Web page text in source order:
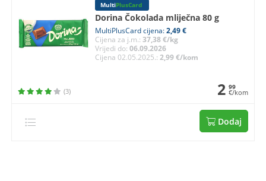
MultiPlusCard
Dorina Čokolada mliječna 80 g
MultiPlusCard cijena:2,49 €
Cijena za j.m.:37,38 €/kg
Vrijedi do:06.09.2026
Cijena 02.05.2025.:2,99 €/kom
(3) 2 99
€/kom
Dodaj